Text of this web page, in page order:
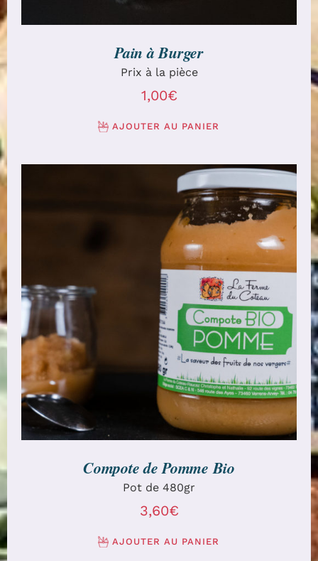
Pain à Burger
Prix à la pièce
1,00€
AJOUTER AU PANIER
AJOUTER AU PANIER / DÉTAILS
Compote de Pomme Bio
Pot de 480gr
3,60€
AJOUTER AU PANIER